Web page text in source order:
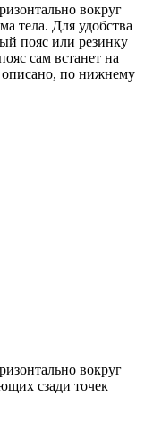
вокруг
тела. Для удобства
пояс или резинку
сам встанет на
описано, по нижнему
вокруг
сзади точек